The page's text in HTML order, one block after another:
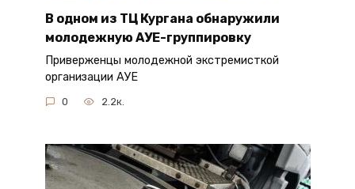
В одном из ТЦ Кургана обнаружили
молодежную АУЕ-группировку
Приверженцы молодежной экстремисткой
организации АУЕ
0 2.2к.